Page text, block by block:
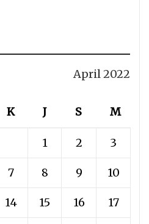
April 2022
K J S M
1 2 3
7 8 9 10
14 15 16 17